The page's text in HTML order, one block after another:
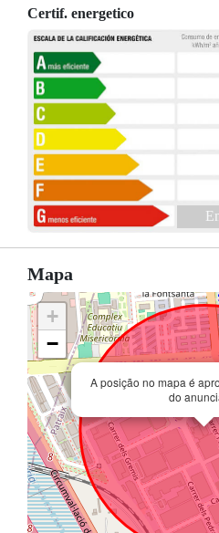
Certif. energetico
Mapa
A posição no mapa é
do
+
−